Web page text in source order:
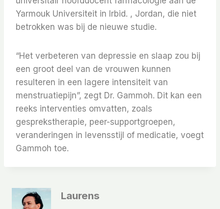
Yarmouk Universiteit in Irbid. , Jordan, die niet
betrokken was bij de nieuwe studie.
“Het verbeteren van depressie en slaap zou bij
een groot deel van de vrouwen kunnen
resulteren in een lagere intensiteit van
menstruatiepijn”, zegt Dr. Gammoh. Dit kan een
reeks interventies omvatten, zoals
gesprekstherapie, peer-supportgroepen,
veranderingen in levensstijl of medicatie, voegt
Gammoh toe.
Laurens